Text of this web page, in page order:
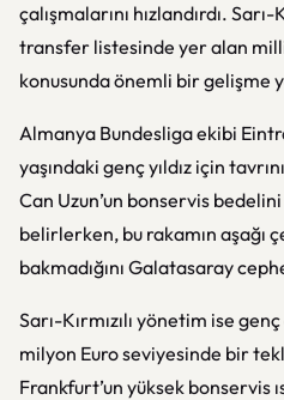
çalışmalarını hızlandırdı.
transfer listesinde yer alan
konusunda önemli bir gelişme
Almanya Bundesliga ekibi
yaşındaki genç yıldız için
Can Uzun’un bonservis
belirlerken, bu rakamın aşağı
bakmadığını Galatasaray
Sarı-Kırmızılı yönetim ise
milyon Euro seviyesinde bir
Frankfurt’un yüksek bonservis